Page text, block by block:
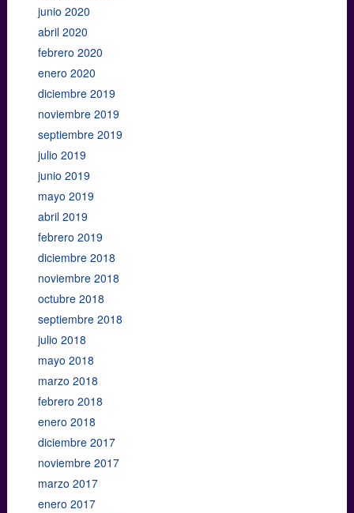
junio 2020
abril 2020
febrero 2020
enero 2020
diciembre 2019
noviembre 2019
septiembre 2019
julio 2019
junio 2019
mayo 2019
abril 2019
febrero 2019
diciembre 2018
noviembre 2018
octubre 2018
septiembre 2018
julio 2018
mayo 2018
marzo 2018
febrero 2018
enero 2018
diciembre 2017
noviembre 2017
marzo 2017
enero 2017